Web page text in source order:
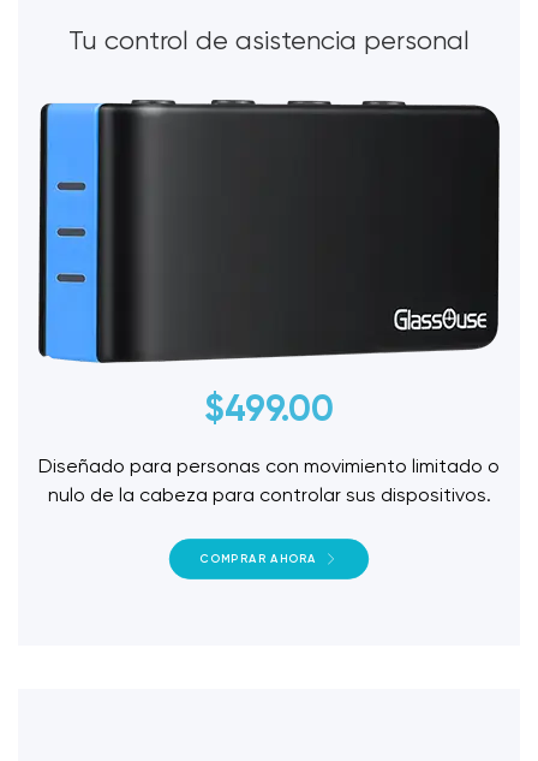
Tu control de asistencia personal
$499.00
Diseñado para personas con movimiento limitado o
nulo de la cabeza para controlar sus dispositivos.
COMPRAR AHORA